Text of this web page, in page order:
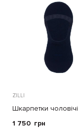
ZILLI
Шкарпетки чоловічі
1 750 грн